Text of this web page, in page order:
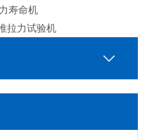
寿命机
拉力试验机